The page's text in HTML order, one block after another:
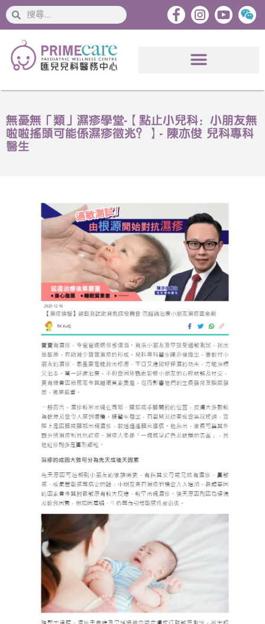
搜
索
搜
索
無憂無「類」濕疹學堂-【點止小兒科：小朋友無
啦啦搖頭可能係濕疹徵兆？】- 陳亦俊 兒科專科
醫生